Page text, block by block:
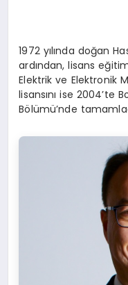
1972 yılında doğan
ardından, lisans
Elektrik ve Elektronik
lisansını ise 2004’te
Bölümü’nde